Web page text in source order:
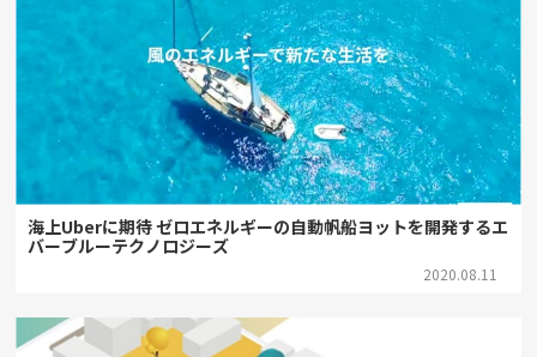
海上Uberに期待 ゼロエネルギーの自動帆船ヨットを開発するエ
バーブルーテクノロジーズ
2020.08.11